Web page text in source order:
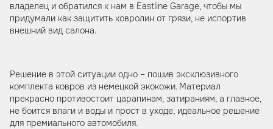
владелец и обратился к нам в Eastline Garage, чтобы мы
придумали как защитить ковролин от грязи, не испортив
внешний вид салона.
Решение в этой ситуации одно – пошив эксклюзивного
комплекта ковров из немецкой экокожи. Материал
прекрасно противостоит царапинам, затираниям, а главное,
не боится влаги и воды и прост в уходе, идеальное решение
для премиального автомобиля.